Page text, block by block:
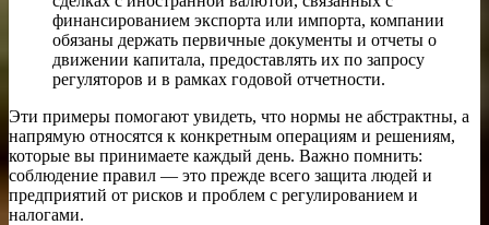
финансированием экспорта или импорта, компании
обязаны держать первичные документы и отчеты о
движении капитала, предоставлять их по запросу
регуляторов и в рамках годовой отчетности.
Эти примеры помогают увидеть, что нормы не абстрактны, а
напрямую относятся к конкретным операциям и решениям,
которые вы принимаете каждый день. Важно помнить:
соблюдение правил — это прежде всего защита людей и
предприятий от рисков и проблем с регулированием и
налогами.